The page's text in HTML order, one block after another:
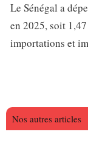
Le Sénégal a
en 2025, soit
importations et
Nos autres articles